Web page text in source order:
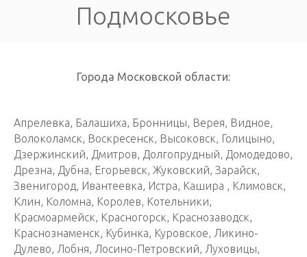
Подмосковье
Города Московской области:
Апрелевка, Балашиха, Бронницы, Верея, Видное,
Волоколамск, Воскресенск, Высоковск, Голицыно,
Дзержинский, Дмитров, Долгопрудный, Домодедово,
Дрезна, Дубна, Егорьевск, Жуковский, Зарайск,
Звенигород, Ивантеевка, Истра, Кашира , Климовск,
Клин, Коломна, Королев, Котельники,
Красмоармейск, Красногорск, Краснозаводск,
Краснознаменск, Кубинка, Куровское, Ликино-
Дулево, Лобня, Лосино-Петровский, Луховицы,